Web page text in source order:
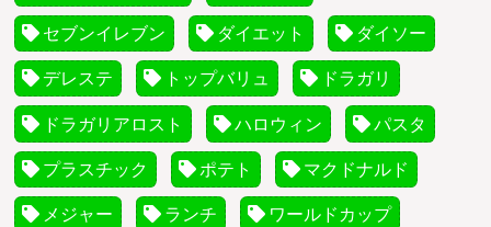
セブンイレブン ダイエット ダイソー
デレステ トップバリュ ドラガリ
ドラガリアロスト ハロウィン パスタ
プラスチック ポテト マクドナルド
メジャー ランチ ワールドカップ